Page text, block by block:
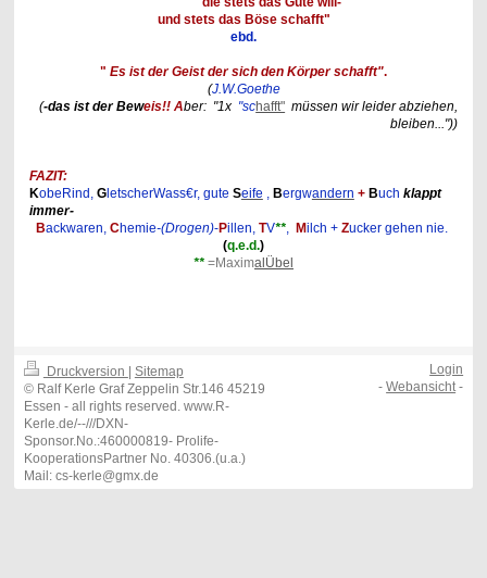
und stets das Böse schafft"
ebd.
" Es ist der Geist der sich den Körper schafft".
(J.W.Goethe
(-das ist der Beweis!! Aber: "1x "schafft" müssen wir leider abziehen,
bleiben..."))
FAZIT:
KobeRind, GletscherWass€r, gute Seife Bergwandern + Buch klappt
immer-
Backwaren, Chemie-(Drogen)-Pillen, TV** Milch + Zucker gehen nie.
(q.e.d.)
** =MaximalÜbel
Druckversion | Sitemap
© Ralf Kerle Graf Zeppelin Str.146 45219
Essen - all rights reserved. www.R-
Kerle.de/--///DXN-
Sponsor.No.:460000819- Prolife-
KooperationsPartner No. 40306.(u.a.)
Mail: cs-kerle@gmx.de
Login
-Webansicht -